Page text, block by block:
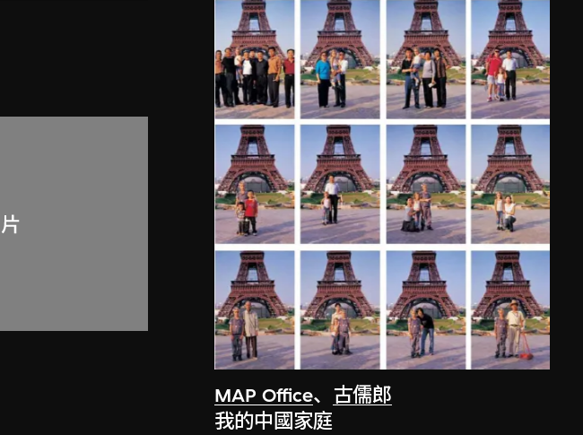
MAP Office、 古儒郎
我的中國家庭